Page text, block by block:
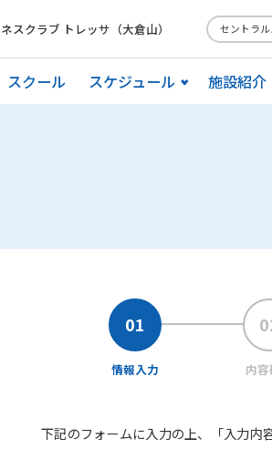
スクラブ トレッサ（大倉山） セントラ
スクール スケジュール 施設紹介
情報入力 内
下記のフォームに入力の上、「入力内